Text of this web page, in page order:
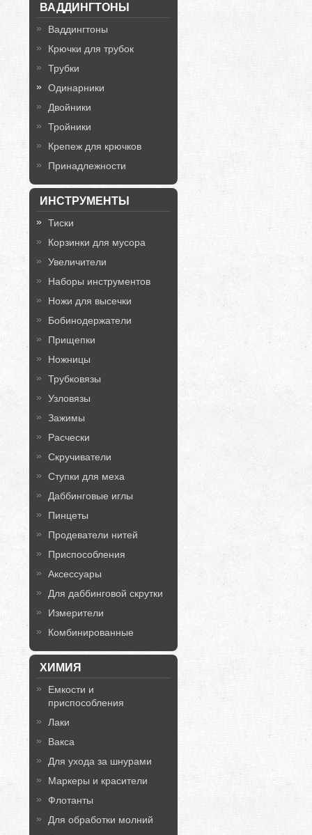
ВАДДИНГТОНЫ
Ваддингтоны
Крючки для трубок
Трубки
Одинарники
Двойники
Тройники
Крепеж для крючков
Принадлежности
ИНСТРУМЕНТЫ
Тиски
Корзинки для мусора
Увеличители
Наборы инструментов
Ножи для высечки
Бобинодержатели
Прищепки
Ножницы
Трубковязы
Узловязы
Зажимы
Расчески
Скручиватели
Ступки для меха
Даббинговые иглы
Пинцеты
Продеватели нитей
Приспособления
Аксессуары
Для даббинговой скрутки
Измерители
Комбинированные
ХИМИЯ
Емкости и
приспособления
Лаки
Вакса
Для ухода за шнурами
Маркеры и красители
Флотанты
Для обработки молний